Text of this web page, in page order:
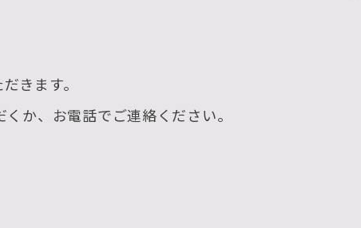
きます。
か、お電話でご連絡ください。